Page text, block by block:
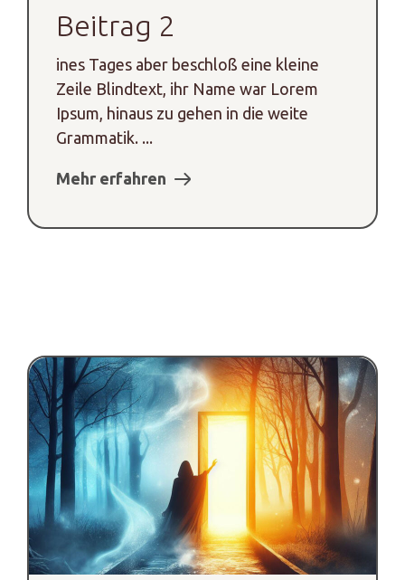
Beitrag 2
ines Tages aber beschloß eine kleine
Zeile Blindtext, ihr Name war Lorem
Ipsum, hinaus zu gehen in die weite
Grammatik. ...
Mehr erfahren